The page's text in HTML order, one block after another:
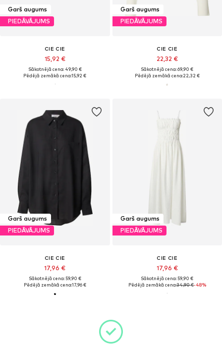
Garš augums
PIEDĀVĀJUMS
CIE CIE
15,92 €
Sākotnējā cena: 49,90 €
Pēdējā zemākā cena:15,92 €
Garš augums
PIEDĀVĀJUMS
CIE CIE
22,32 €
Sākotnējā cena: 69,90 €
Pēdējā zemākā cena:22,32 €
Garš augums
PIEDĀVĀJUMS
CIE CIE
17,96 €
Sākotnējā cena: 59,90 €
Pēdējā zemākā cena:17,96 €
Garš augums
PIEDĀVĀJUMS
CIE CIE
17,96 €
Sākotnējā cena: 59,90 €
Pēdējā zemākā cena:34,90 €-48%